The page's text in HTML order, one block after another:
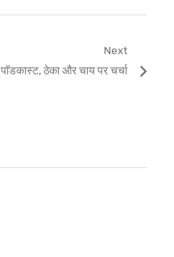
Next
Next
पॉडकास्ट, ठेका और चाय पर चर्चा